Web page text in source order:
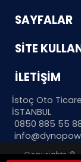
SAYFALAR
SİTE
İLETİŞİM
İstoç Oto
İSTANBUL
‎0850 885 55
Copyrights ©